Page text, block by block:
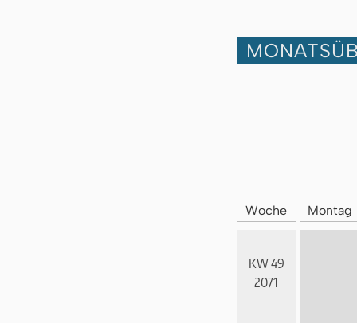
Woche Montag
KW 49
2071